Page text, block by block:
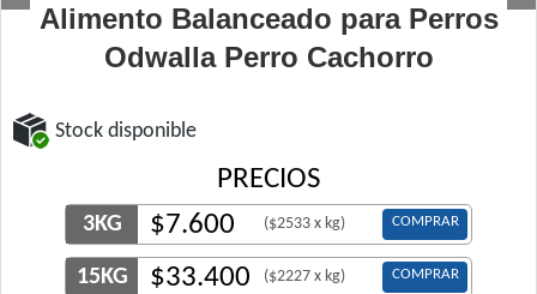
Alimento Balanceado para Perros
Odwalla Perro Cachorro
Stock disponible
PRECIOS
3KG $7.600 ($2533 x kg) COMPRAR
15KG $33.400 ($2227 x kg) COMPRAR